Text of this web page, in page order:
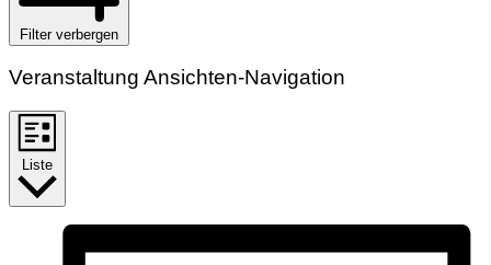
Filter verbergen
Veranstaltung Ansichten-Navigation
Liste